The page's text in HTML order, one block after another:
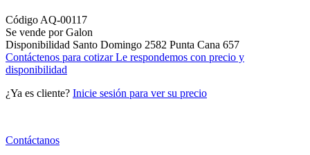
Código AQ-00117
Se vende por Galon
Disponibilidad Santo Domingo 2582 Punta Cana 657
Contáctenos para cotizar Le respondemos con precio y
disponibilidad
¿Ya es cliente? Inicie sesión para ver su precio
Contáctanos